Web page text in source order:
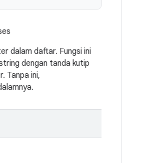
dalam daftar. Fungsi ini
dengan tanda kutip
Tanpa ini,